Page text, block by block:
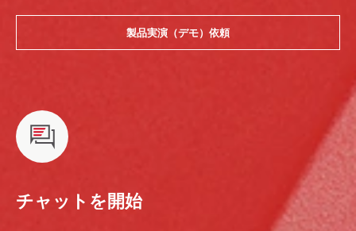
製品実演（デモ）依頼
チャットを開始